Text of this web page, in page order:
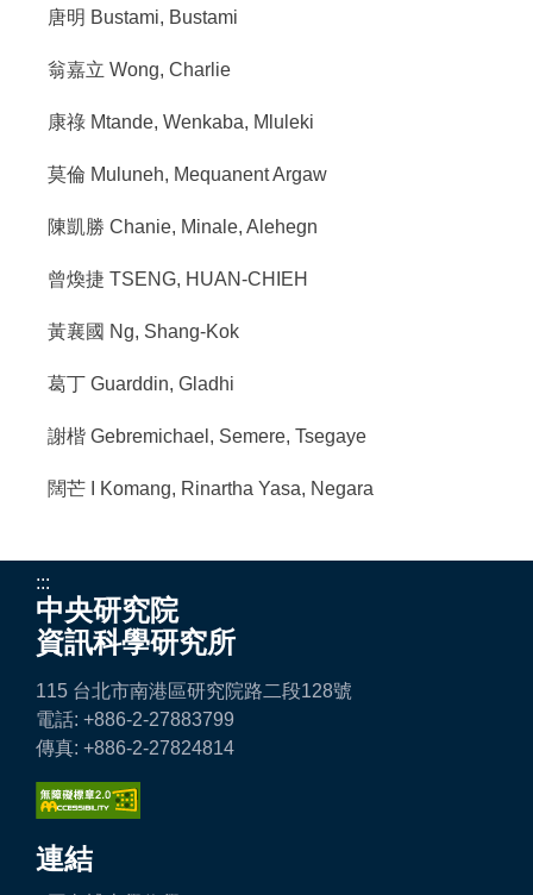
唐明 Bustami, Bustami
翁嘉立 Wong, Charlie
康祿 Mtande, Wenkaba, Mluleki
莫倫 Muluneh, Mequanent Argaw
陳凱勝 Chanie, Minale, Alehegn
曾煥捷 TSENG, HUAN-CHIEH
黃襄國 Ng, Shang-Kok
葛丁 Guarddin, Gladhi
謝楷 Gebremichael, Semere, Tsegaye
闊芒 I Komang, Rinartha Yasa, Negara
:::
中央研究院
資訊科學研究所
115 台北市南港區研究院路二段128號
電話: +886-2-27883799
傳真: +886-2-27824814
連結